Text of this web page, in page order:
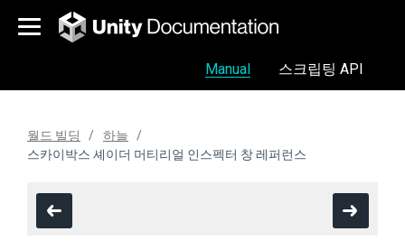
Manual 스크립팅 API
월드 빌딩
하늘
스카이박스 셰이더 머티리얼 인스펙터 창 레퍼런스